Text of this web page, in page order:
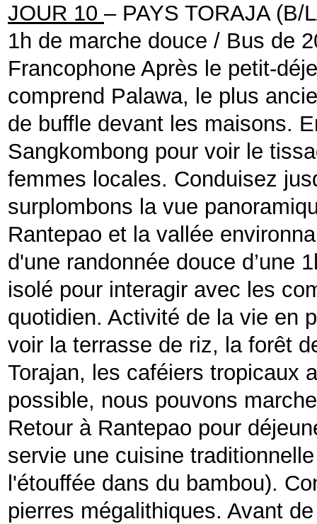
JOUR 10 – PAYS TORAJA (B/
1h de marche douce / Bus de
Francophone Après le petit-
comprend Palawa, le plus
de buffle devant les maisons.
Sangkombong pour voir le
femmes locales. Conduisez
surplombons la vue
Rantepao et la vallée
d'une randonnée douce d’une
isolé pour interagir avec les
quotidien. Activité de la vie en
voir la terrasse de riz, la forêt
Torajan, les caféiers tropicaux
possible, nous pouvons
Retour à Rantepao pour
servie une cuisine
l'étouffée dans du bambou).
pierres mégalithiques. Avant